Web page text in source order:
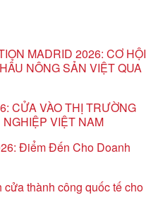
MADRID 2026: CƠ HỘI
NÔNG SẢN VIỆT QUA
CỬA VÀO THỊ TRƯỜNG
VIỆT NAM
Điểm Đến Cho Doanh
thành công quốc tế cho